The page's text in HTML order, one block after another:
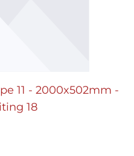
11 - 2000x502mm -
18